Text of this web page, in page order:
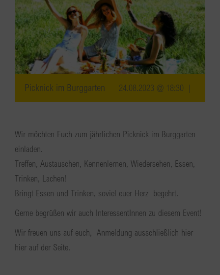
Picknick im Burggarten 24.08.2023 @ 18:30
Wir möchten Euch zum jährlichen Picknick im Burggarten
einladen.
Treffen, Austauschen, Kennenlernen, Wiedersehen, Essen,
Trinken, Lachen!
Bringt Essen und Trinken, soviel euer Herz begehrt.
Gerne begrüßen wir auch InteressentInnen zu diesem Event!
Wir freuen uns auf euch, Anmeldung ausschließlich hier
hier auf der Seite.